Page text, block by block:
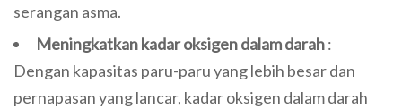
serangan asma.
Meningkatkan kadar oksigen dalam darah:
Dengan kapasitas paru-paru yang lebih besar dan
pernapasan yang lancar, kadar oksigen dalam darah